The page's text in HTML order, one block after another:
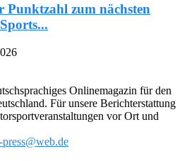
zum nächsten
Onlinemagazin für den
Für unsere Berichterstattung
vor Ort und